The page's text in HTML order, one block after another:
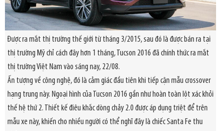
Được ra mắt thị trường thế giới từ tháng 3/2015, sau đó là được bán ra tại
thị trường Mỹ chỉ cách đây hơn 1 tháng, Tucson 2016 đã chính thức ra mắt
thị trường Việt Nam vào sáng nay, 22/08.
Ấn tượng về công nghệ, đó là cảm giác đầu tiên khi tiếp cận mẫu crossover
hạng trung này. Ngoại hình của Tucson 2016 gần như hoàn toàn lột xác khỏi
thế hệ thứ 2. Thiết kế điêu khắc dòng chảy 2.0 được áp dụng triệt để trên
mẫu xe này, khiến cho nhiều người có thể nghĩ đây là chiếc Santa Fe thu